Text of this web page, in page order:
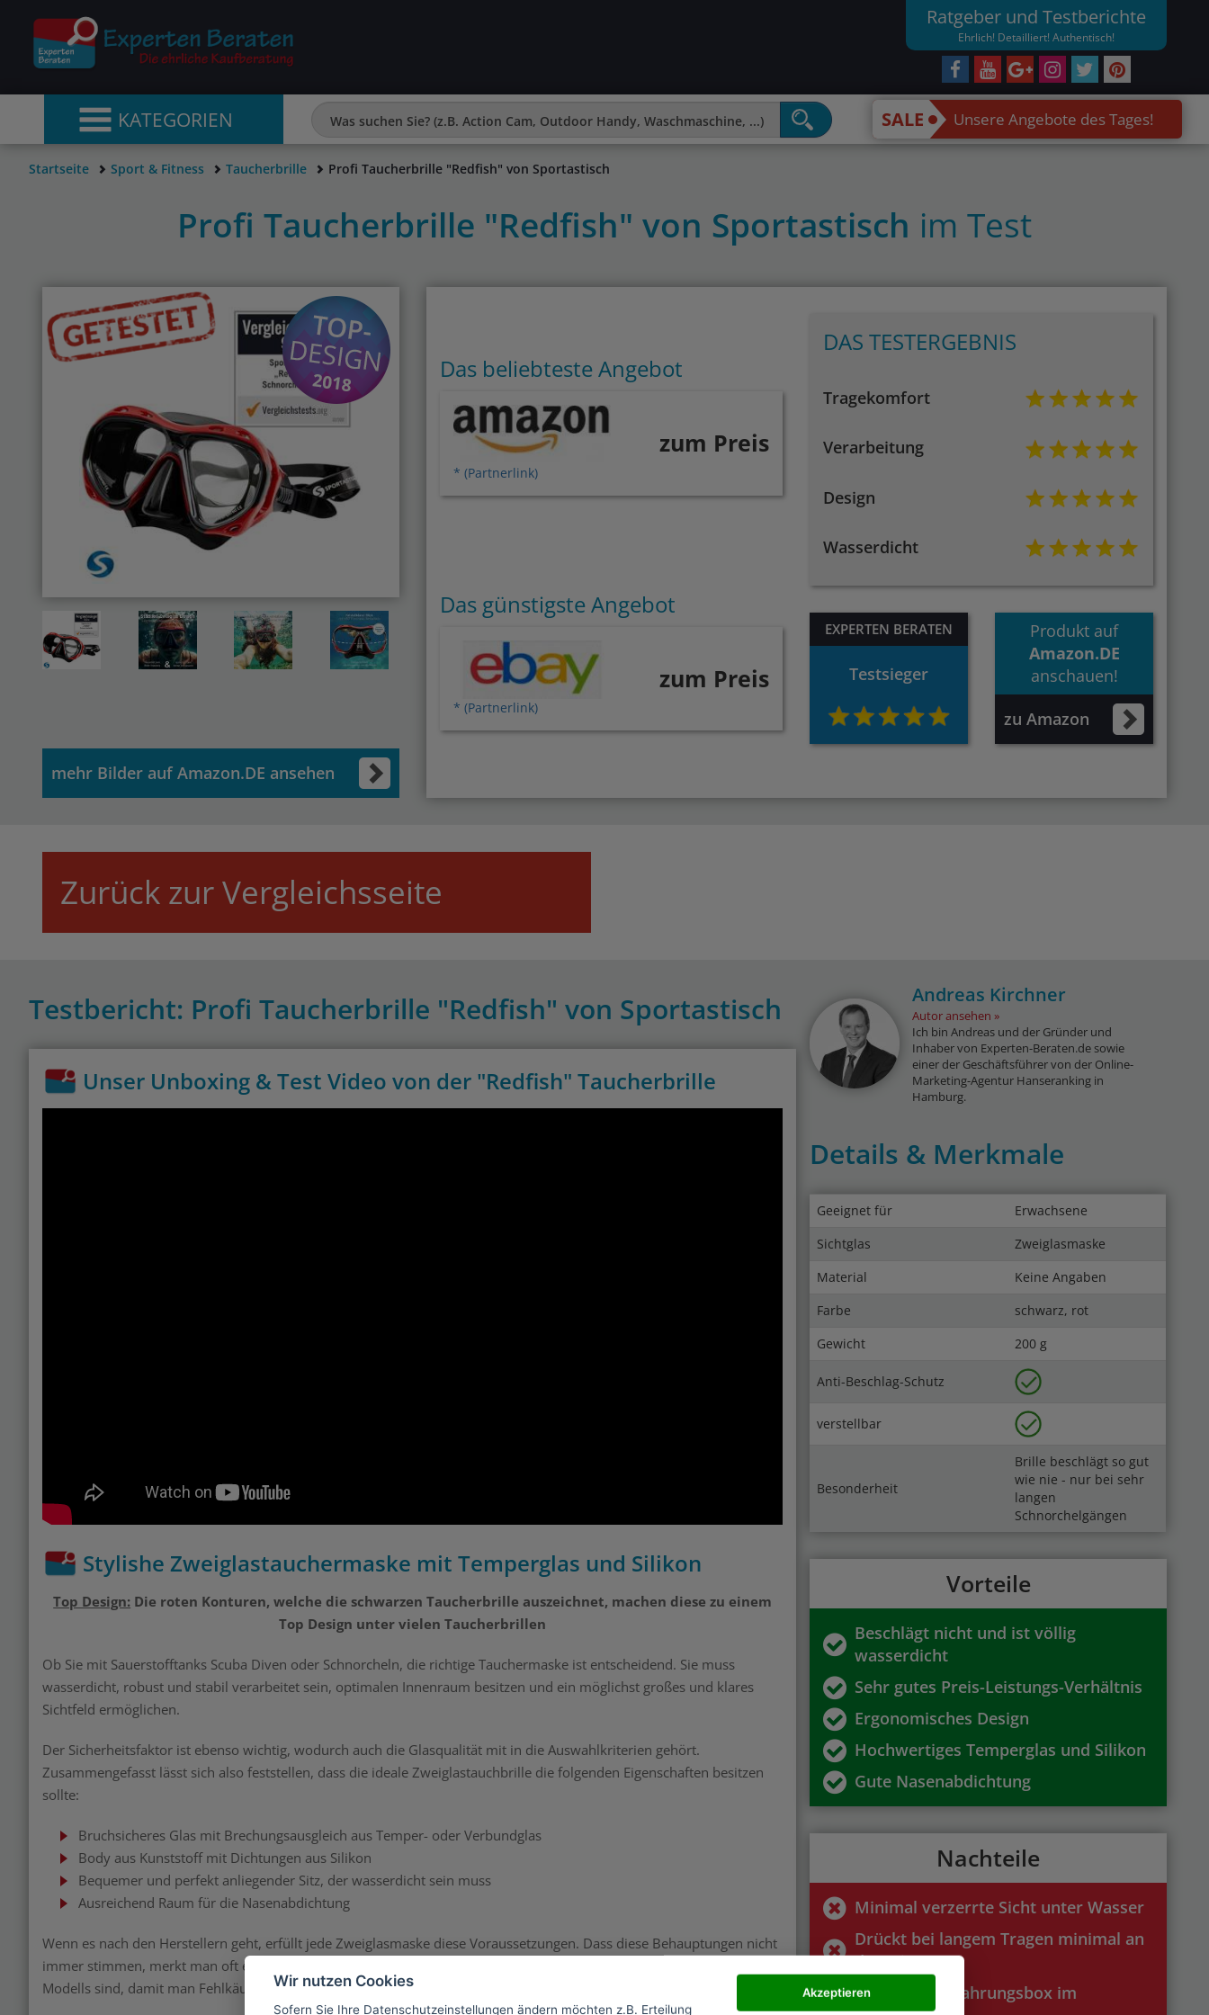
Ratgeber und Testberichte
Ehrlich! Detailliert! Authentisch!
KATEGORIEN SALE Unsere Angebote des Tages!
Startseite Sport & Fitness Taucherbrille Profi Taucherbrille "Redfish" von Sportastisch
Profi Taucherbrille "Redfish" von Sportastisch im Test
mehr Bilder auf Amazon.DE ansehen
Das beliebteste Angebot
* (Partnerlink)
zum Preis
Das günstigste Angebot
* (Partnerlink)
zum Preis
DAS TESTERGEBNIS
Tragekomfort
Verarbeitung
Design
Wasserdicht
EXPERTEN BERATEN
Testsieger
Produkt auf
Amazon.DE
anschauen!
zu Amazon
Zurück zur Vergleichsseite
Testbericht: Profi Taucherbrille "Redfish" von Sportastisch
Unser Unboxing & Test Video von der "Redfish" Taucherbrille
Stylishe Zweiglastauchermaske mit Temperglas und Silikon
Top Design: Die roten Konturen, welche die schwarzen Taucherbrille auszeichnet, machen diese zu einem
Top Design unter vielen Taucherbrillen
Ob Sie mit Sauerstofftanks Scuba Diven oder Schnorcheln, die richtige Tauchermaske ist entscheidend. Sie muss
wasserdicht, robust und stabil verarbeitet sein, optimalen Innenraum besitzen und ein möglichst großes und klares
Sichtfeld ermöglichen.
Der Sicherheitsfaktor ist ebenso wichtig, wodurch auch die Glasqualität mit in die Auswahlkriterien gehört.
Zusammengefasst lässt sich also feststellen, dass die ideale Zweiglastauchbrille die folgenden Eigenschaften besitzen
sollte:
Bruchsicheres Glas mit Brechungsausgleich aus Temper- oder Verbundglas
Body aus Kunststoff mit Dichtungen aus Silikon
Bequemer und perfekt anliegender Sitz, der wasserdicht sein muss
Ausreichend Raum für die Nasenabdichtung
Wenn es nach den Herstellern geht, erfüllt jede Zweiglasmaske diese Voraussetzungen. Dass diese Behauptungen nicht
immer stimmen, merkt man oft erst beim nächsten Tauchgang. Gut, wenn man weiß was die Vor- und Nachteile eines
Modells sind, damit man Fehlkäufe vermeiden kann.
Andreas Kirchner
Autor ansehen
Ich bin Andreas und der Gründer und
Inhaber von Experten-Beraten.de sowie
einer der Geschäftsführer von der Online-
Marketing-Agentur Hanseranking in
Hamburg.
Details & Merkmale
Geeignet für
Erwachsene
Sichtglas
Zweiglasmaske
Material
Keine Angaben
Farbe
schwarz, rot
Gewicht
200 g
Anti-Beschlag-Schutz
verstellbar
Besonderheit
Brille beschlägt so gut
wie nie - nur bei sehr
langen
Schnorchelgängen
Vorteile
Beschlägt nicht und ist völlig
wasserdicht
Sehr gutes Preis-Leistungs-Verhältnis
Ergonomisches Design
Hochwertiges Temperglas und Silikon
Gute Nasenabdichtung
Nachteile
Minimal verzerrte Sicht unter Wasser
Drückt bei langem Tragen minimal an
der Stirn
Keine Aufbewahrungsbox im
Wir nutzen Cookies
Sofern Sie Ihre Datenschutzeinstellungen ändern möchten z.B. Erteilung
Akzeptieren